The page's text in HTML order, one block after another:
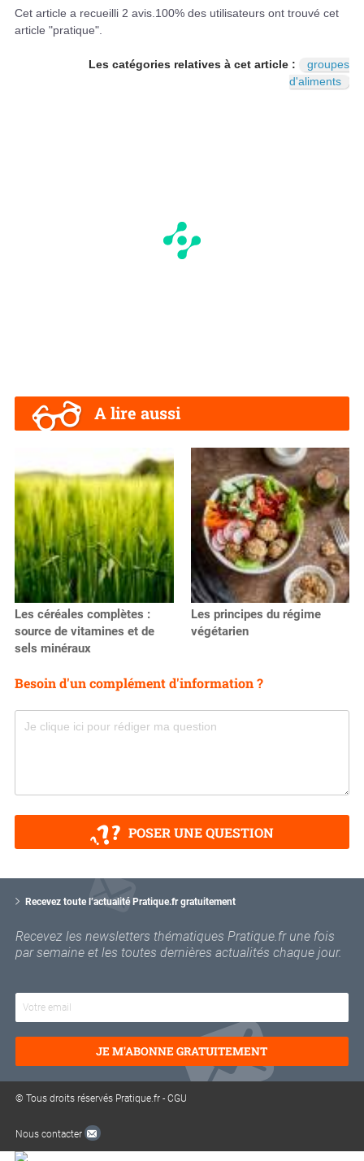
N
Cet article a recueilli 2 avis. 100% des utilisateurs ont trouvé cet
article "pratique".
Les catégories relatives à cet article :
groupes
d'aliments
A lire aussi
Les céréales complètes :
source de vitamines et de
sels minéraux
Les principes du régime
végétarien
Besoin d'un complément d'information ?
POSER UNE QUESTION
Recevez toute l’actualité Pratique.fr gratuitement
Recevez les newsletters thématiques Pratique.fr une fois
par semaine et les toutes dernières actualités chaque jour.
o
r
e
e
JE M'ABONNE GRATUITEMENT
© Tous droits réservés Pratique.fr -CGU
Nous contacter